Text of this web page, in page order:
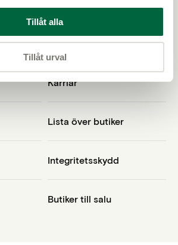
Tillåt alla
Tillåt urval
Bli en del av Klarsynt
Karriär
Lista över butiker
Integritetsskydd
Butiker till salu